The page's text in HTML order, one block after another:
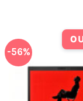
-56%